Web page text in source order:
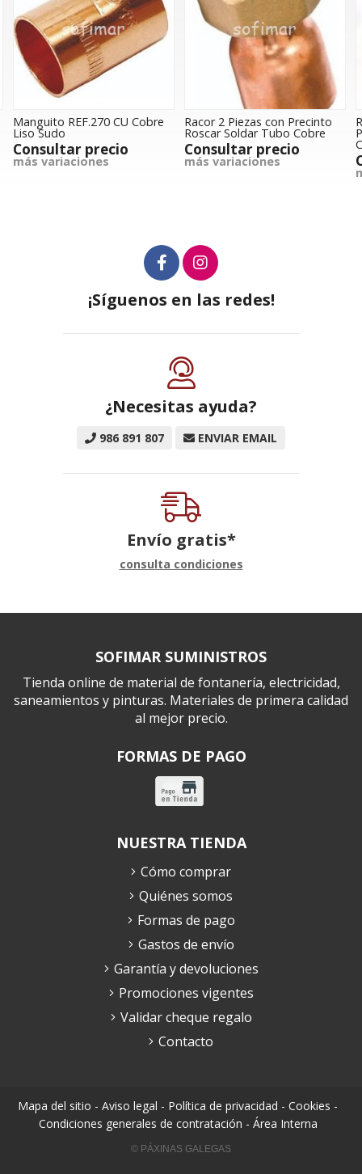
Manguito REF.270 CU Cobre
Liso Sudo
Consultar precio
más variaciones
Racor 2 Piezas con Precinto
Roscar Soldar Tubo Cobre
Consultar precio
más variaciones
¡Síguenos en las redes!
¿Necesitas ayuda?
986 891 807 ENVIAR EMAIL
Envío gratis*
consulta condiciones
SOFIMAR SUMINISTROS
Tienda online de material de fontanería, electricidad,
saneamientos y pinturas. Materiales de primera calidad
al mejor precio.
FORMAS DE PAGO
NUESTRA TIENDA
Cómo comprar
Quiénes somos
Formas de pago
Gastos de envío
Garantía y devoluciones
Promociones vigentes
Validar cheque regalo
Contacto
Mapa del sitio - Aviso legal - Política de privacidad - Cookies -
Condiciones generales de contratación - Área Interna
© PÁXINAS GALEGAS